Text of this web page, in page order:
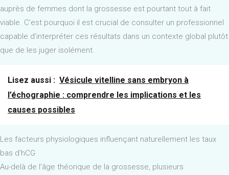
auprès de femmes dont la grossesse est pourtant tout à fait
viable. C’est pourquoi il est crucial de consulter un professionnel
capable d’interpréter ces résultats dans un contexte global plutôt
que de les juger isolément.
Lisez aussi : Vésicule vitelline sans embryon à
l’échographie : comprendre les implications et les
causes possibles
Les facteurs physiologiques influençant naturellement les taux
bas d’hCG
Au-delà de l’âge théorique de la grossesse, plusieurs